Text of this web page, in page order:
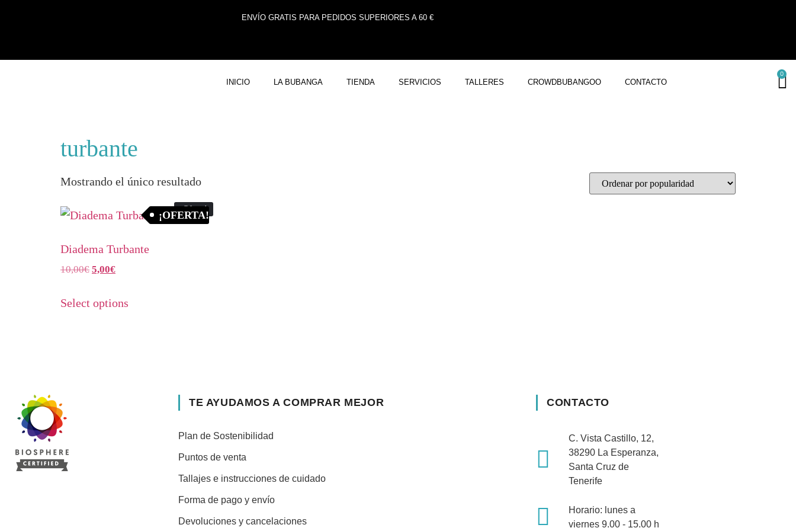
ENVÍO GRATIS PARA PEDIDOS SUPERIORES A 60 €
INICIO LA BUBANGA TIENDA SERVICIOS TALLERES CROWDBUBANGOO CONTACTO
0
turbante
Mostrando el único resultado
¡Oferta!
¡OFERTA!
Diadema Turbante
10,00€ 5,00€
Select options
TE AYUDAMOS A COMPRAR MEJOR
Plan de Sostenibilidad
Puntos de venta
Tallajes e instrucciones de cuidado
Forma de pago y envío
Devoluciones y cancelaciones
CONTACTO
C. Vista Castillo, 12,
38290 La Esperanza,
Santa Cruz de
Tenerife
Horario: lunes a
viernes 9.00 - 15.00 h